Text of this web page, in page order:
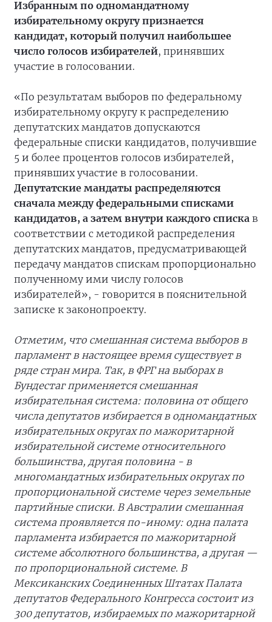
Избранным по одномандатному
избирательному округу признается
кандидат, который получил наибольшее
число голосов избирателей, принявших
участие в голосовании.
«По результатам выборов по федеральному
избирательному округу к распределению
депутатских мандатов допускаются
федеральные списки кандидатов, получившие
5 и более процентов голосов избирателей,
принявших участие в голосовании.
Депутатские мандаты распределяются
сначала между федеральными списками
кандидатов, а затем внутри каждого списка в
соответствии с методикой распределения
депутатских мандатов, предусматривающей
передачу мандатов спискам пропорционально
полученному ими числу голосов
избирателей», - говорится в пояснительной
записке к законопроекту.
Отметим, что смешанная система выборов в
парламент в настоящее время существует в
ряде стран мира. Так, в ФРГ на выборах в
Бундестаг применяется смешанная
избирательная система: половина от общего
числа депутатов избирается в одномандатных
избирательных округах по мажоритарной
избирательной системе относительного
большинства, другая половина - в
многомандатных избирательных округах по
пропорциональной системе через земельные
партийные списки. В Австралии смешанная
система проявляется по-иному: одна палата
парламента избирается по мажоритарной
системе абсолютного большинства, а другая —
по пропорциональной системе. В
Мексиканских Соединенных Штатах Палата
депутатов Федерального Конгресса состоит из
300 депутатов, избираемых по мажоритарной